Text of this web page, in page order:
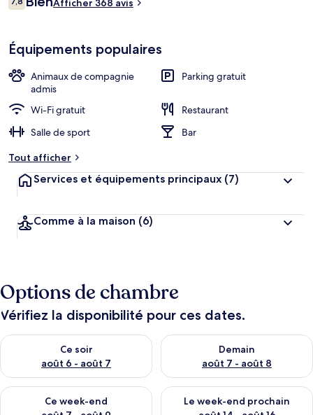
de
voyageurs
7,8 sur 10Afficher 368 avis
Équipements populaires
Animaux de compagnie
admis
Parking gratuit
Wi-Fi gratuit
Restaurant
Salle de sport
Bar
Tout afficher
Services et équipements principaux (7)
Comme à la maison (6)
Options de chambre
Vérifiez la disponibilité pour ces dates.
Ce soir
août 6 - août 7
Vérifier la disponibilité pour ce soir août 6 - août 7
Demain
août 7 - août 8
Vérifier la disponibilité pour
Ce week-end
Vérifier la disponibilité pour ce week-end août 7 - août 9
Le week-end prochain
Vérifier la disponibilité pour